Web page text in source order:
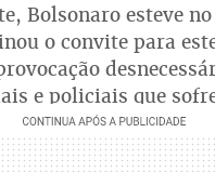
Bolsonaro esteve
o convite para
e policiais que